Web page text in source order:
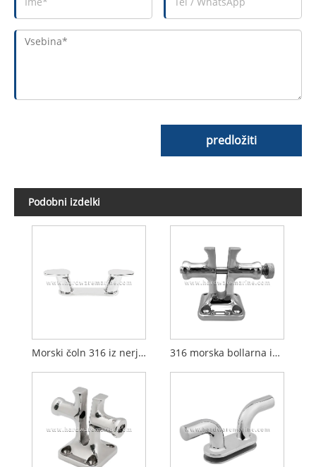
predložiti
Podobni izdelki
Morski čoln 316 iz nerjavečega jekla Staghorn Stebriček 316 morska bollarna iz nerjavečega jekla s pin